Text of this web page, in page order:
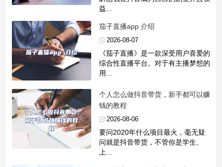
益...
​茄子直播app 介绍
2026-08-07
《茄子直播》是一款深受用户喜爱的
综合性直播平台。对于有主播梦想的
用...
​个人怎么做抖音带货，新手都可以赚
钱的教程
2026-08-06
要问2020年什么项目最火，毫无疑
问就是抖音带货，不管你是学生、
上...